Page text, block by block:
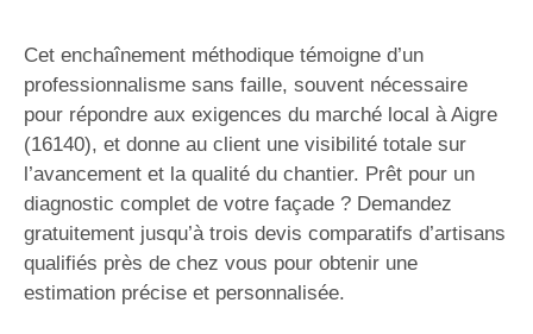
Cet enchaînement méthodique témoigne d’un
professionnalisme sans faille, souvent nécessaire
pour répondre aux exigences du marché local à Aigre
(16140), et donne au client une visibilité totale sur
l’avancement et la qualité du chantier. Prêt pour un
diagnostic complet de votre façade ? Demandez
gratuitement jusqu’à trois devis comparatifs d’artisans
qualifiés près de chez vous pour obtenir une
estimation précise et personnalisée.